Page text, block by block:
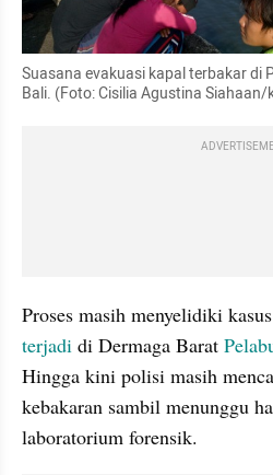
Suasana evakuasi kapal terbakar di
Bali. (Foto: Cisilia Agustina
Proses masih menyelidiki kasus
terjadi di Dermaga Barat
Hingga kini polisi masih
kebakaran sambil menunggu
laboratorium forensik.